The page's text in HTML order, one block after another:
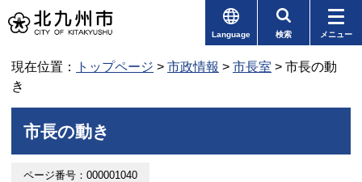
Language 検索 メニュー
現在位置： トップページ > 市政情報 > 市長室 > 市長の動
き
市長の動き
ページ番号：000001040